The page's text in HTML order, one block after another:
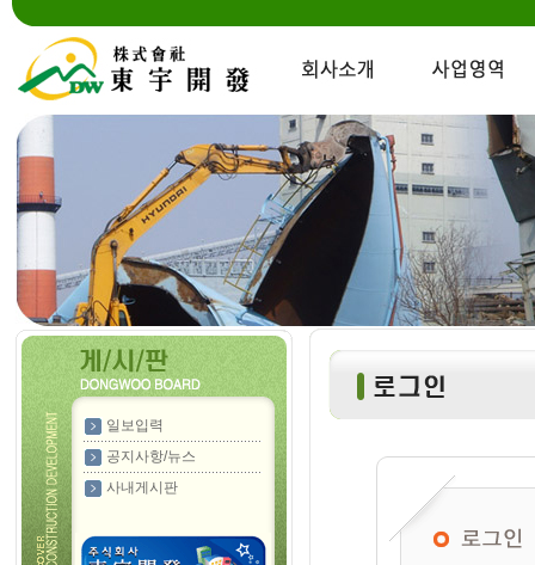
일보입력
공지사항/뉴스
사내게시판